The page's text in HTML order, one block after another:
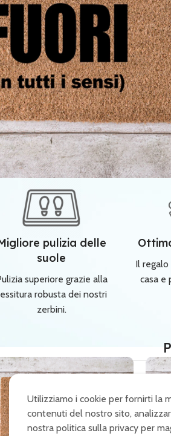
pulizia delle
suole
superiore grazie alla
robusta dei nostri
zerbini.
Il
casa e
Utilizziamo i cookie per fornirti la
contenuti del nostro sito,
nostra politica sulla privacy per